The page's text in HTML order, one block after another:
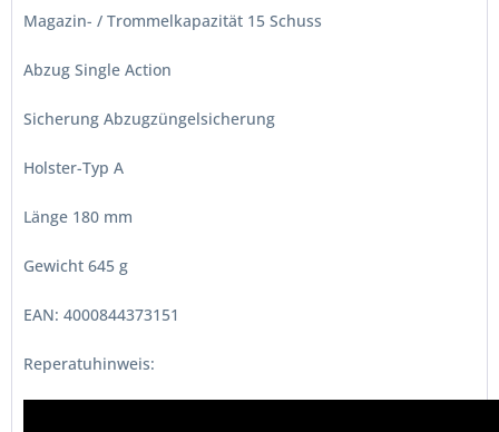
Magazin- / Trommelkapazität 15 Schuss
Abzug Single Action
Sicherung Abzugzüngelsicherung
Holster-Typ A
Länge 180 mm
Gewicht 645 g
EAN: 4000844373151
Reperatuhinweis: